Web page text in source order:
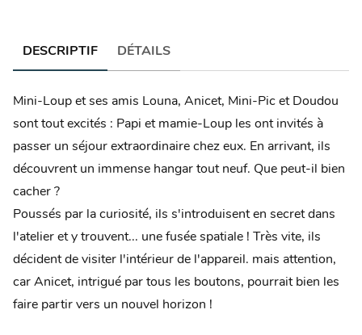
DESCRIPTIF DÉTAILS
Mini-Loup et ses amis Louna, Anicet, Mini-Pic et Doudou
sont tout excités : Papi et mamie-Loup les ont invités à
passer un séjour extraordinaire chez eux. En arrivant, ils
découvrent un immense hangar tout neuf. Que peut-il bien
cacher ?
Poussés par la curiosité, ils s'introduisent en secret dans
l'atelier et y trouvent... une fusée spatiale ! Très vite, ils
décident de visiter l'intérieur de l'appareil. mais attention,
car Anicet, intrigué par tous les boutons, pourrait bien les
faire partir vers un nouvel horizon !